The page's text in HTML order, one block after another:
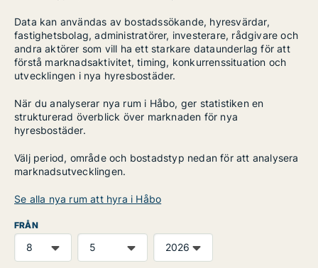
Data kan användas av bostadssökande, hyresvärdar,
fastighetsbolag, administratörer, investerare, rådgivare och
andra aktörer som vill ha ett starkare dataunderlag för att
förstå marknadsaktivitet, timing, konkurrenssituation och
utvecklingen i nya hyresbostäder.
När du analyserar nya rum i Håbo, ger statistiken en
strukturerad överblick över marknaden för nya
hyresbostäder.
Välj period, område och bostadstyp nedan för att analysera
marknadsutvecklingen.
Se alla nya rum att hyra i Håbo
FRÅN